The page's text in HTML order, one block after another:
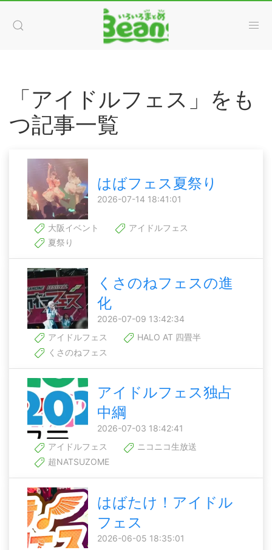
「アイドルフェス」をも
つ記事一覧
はばフェス夏祭り
2026-07-14 18:41:01
大阪イベント
アイドルフェス
夏祭り
くさのねフェスの進
化
2026-07-09 13:42:34
アイドルフェス
HALO AT 四畳半
くさのねフェス
アイドルフェス独占
中綱
2026-07-03 18:42:41
アイドルフェス
ニコニコ生放送
超NATSUZOME
はばたけ！アイドル
フェス
2026-06-05 18:35:01